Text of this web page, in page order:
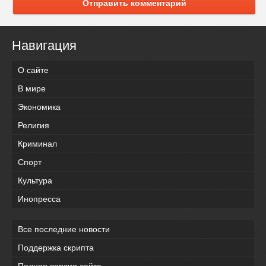
Отправить комментарий
Навигация
О сайте
В мире
Экономика
Религия
Криминал
Спорт
Культура
Инопресса
Все последние новости
Поддержка скрипта